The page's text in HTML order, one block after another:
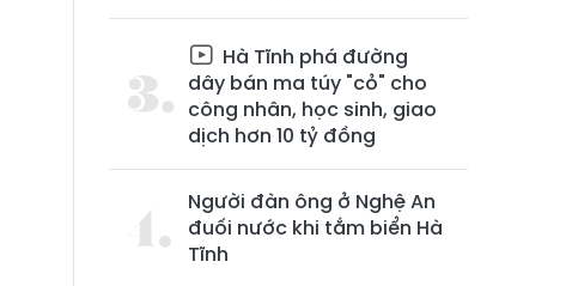
Hà Tĩnh phá đường
dây bán ma túy "cỏ" cho
công nhân, học sinh, giao
dịch hơn 10 tỷ đồng
Người đàn ông ở Nghệ An
đuối nước khi tắm biển Hà
Tĩnh